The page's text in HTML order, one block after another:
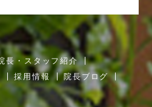
長・スタッフ紹介
採用情報
院長ブログ